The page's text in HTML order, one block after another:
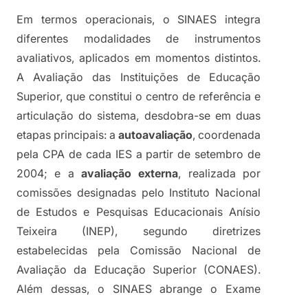
Em termos operacionais, o SINAES integra
diferentes modalidades de instrumentos
avaliativos, aplicados em momentos distintos.
A Avaliação das Instituições de Educação
Superior, que constitui o centro de referência e
articulação do sistema, desdobra-se em duas
etapas principais: a autoavaliação, coordenada
pela CPA de cada IES a partir de setembro de
2004; e a avaliação externa, realizada por
comissões designadas pelo Instituto Nacional
de Estudos e Pesquisas Educacionais Anísio
Teixeira (INEP), segundo diretrizes
estabelecidas pela Comissão Nacional de
Avaliação da Educação Superior (CONAES).
Além dessas, o SINAES abrange o Exame